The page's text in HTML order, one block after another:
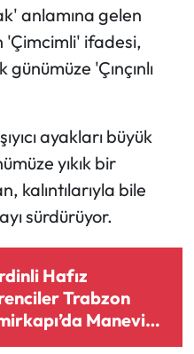
anlamına gelen
'Çimcimli' ifadesi,
'Çınçınlı
ayakları büyük
yıkık bir
kalıntılarıyla bile
sürdürüyor.
Hafız
Trabzon
Manevi
Buluştu